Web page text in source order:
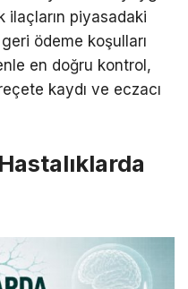
ilaçların piyasadaki
ödeme koşulları
en doğru kontrol,
kaydı ve eczacı